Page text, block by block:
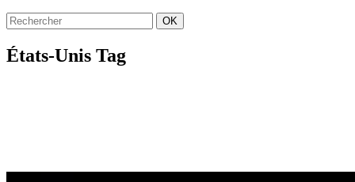
OK
États-Unis Tag